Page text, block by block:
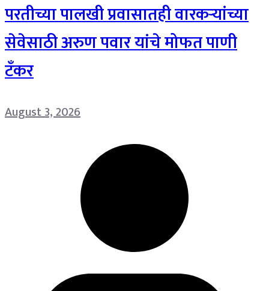
परतीच्या पालखी प्रवासातही वारकऱ्यांच्या
सेवेसाठी अरुण पवार यांचे मोफत पाणी
टँकर
August 3, 2026